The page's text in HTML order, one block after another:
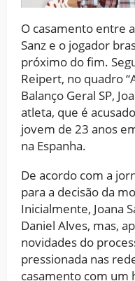
O casamento entre
Sanz e o jogador
próximo do fim.
Reipert, no quadro
Balanço Geral SP,
atleta, que é
jovem de 23 anos
na Espanha.
De acordo com a
para a decisão da
Inicialmente, Joana
Daniel Alves, mas,
novidades do
pressionada nas
casamento com um